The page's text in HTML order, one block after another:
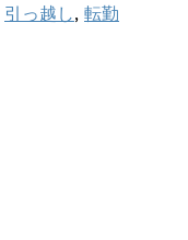
引っ越し, 転勤